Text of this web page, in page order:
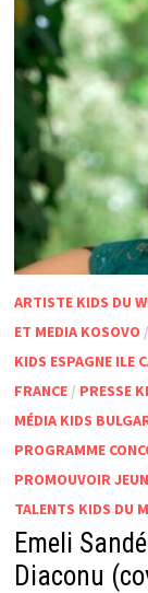
ARTISTE KIDS DU
ET MEDIA KOSOVO /
KIDS ESPAGNE ILE
FRANCE/ PRESSE
MÉDIA KIDS
PROGRAMME
PROMOUVOIR
TALENTS KIDS DU
Emeli
Diaconu